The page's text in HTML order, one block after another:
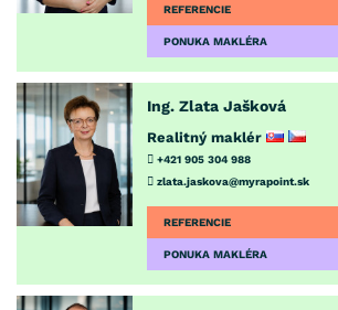
REFERENCIE
PONUKA MAKLÉRA
Ing. Zlata Jašková
Realitný maklér
+421 905 304 988
zlata.jaskova@myrapoint.sk
REFERENCIE
PONUKA MAKLÉRA